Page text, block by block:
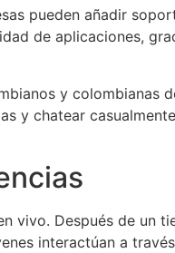
pueden añadir
de aplicaciones,
y colombianas
y chatear
vivo. Después de un
interactúan a